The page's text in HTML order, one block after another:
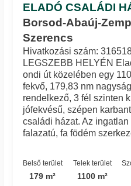
ELADÓ CSALÁDI
Borsod-Abaúj-
Szerencs
Hivatkozási szám:
LEGSZEBB HELYÉN
ondi út közelében egy
fekvő, 179,83 nm
rendelkező, 3 fél szinten
jófekvésű, szépen
családi házat. Az
falazatú, fa födém
Belső terület
179 m²
Telek terület
1100 m²